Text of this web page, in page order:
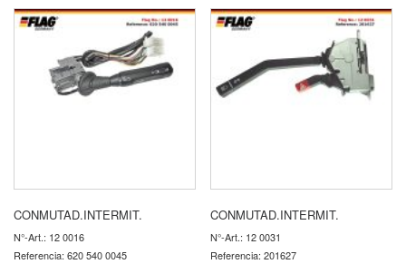
CONMUTAD.INTERMIT.
N°-Art.: 12 0016
Referencia: 620 540 0045
CONMUTAD.INTERMIT.
N°-Art.: 12 0031
Referencia: 201627